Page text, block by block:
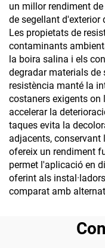
un millor rendiment
de segellant d'exterior
Les propietats de
contaminants
la boira salina i els
degradar materials de
resistència manté la
costaners exigents
accelerar la
taques evita la
adjacents,
ofereix un rendiment
permet l'aplicació en
oferint als
comparat amb